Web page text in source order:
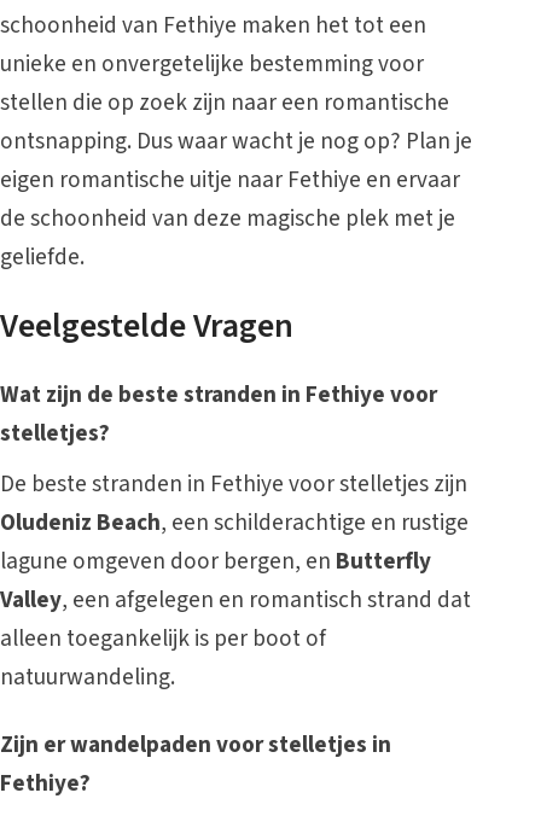
schoonheid van Fethiye maken het tot een
unieke en onvergetelijke bestemming voor
stellen die op zoek zijn naar een romantische
ontsnapping. Dus waar wacht je nog op? Plan je
eigen romantische uitje naar Fethiye en ervaar
de schoonheid van deze magische plek met je
geliefde.
Veelgestelde Vragen
Wat zijn de beste stranden in Fethiye voor
stelletjes?
De beste stranden in Fethiye voor stelletjes zijn
Oludeniz Beach, een schilderachtige en rustige
lagune omgeven door bergen, en Butterfly
Valley, een afgelegen en romantisch strand dat
alleen toegankelijk is per boot of
natuurwandeling.
Zijn er wandelpaden voor stelletjes in
Fethiye?